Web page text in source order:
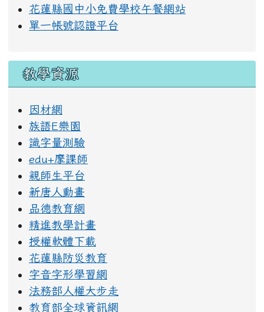
花蓮縣國中小免費學校午餐網站
單一帳號認證平台
教學資源
因材網
族語E樂園
識字量測驗
edu+摩課師
親師生平台
新唐人動畫
品德教育網
精進教學計畫
授權軟體下載
花蓮縣防災教育
字音字形學習網
法務部人權大步走
教育部全球資訊網